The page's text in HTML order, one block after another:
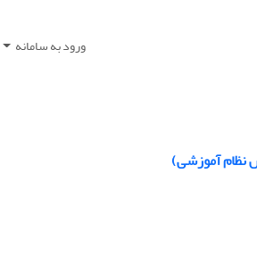
ورود به سامانه
نظام آموزشی)